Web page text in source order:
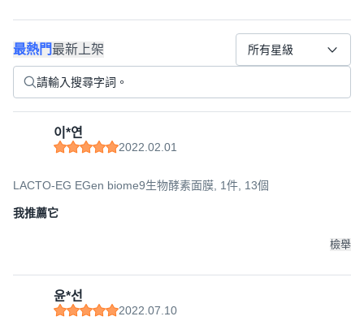
最熱門最新上架 所有星級
이*연
2022.02.01
LACTO-EG EGen biome9生物酵素面膜, 1件, 13個
我推薦它
檢舉
윤*선
2022.07.10